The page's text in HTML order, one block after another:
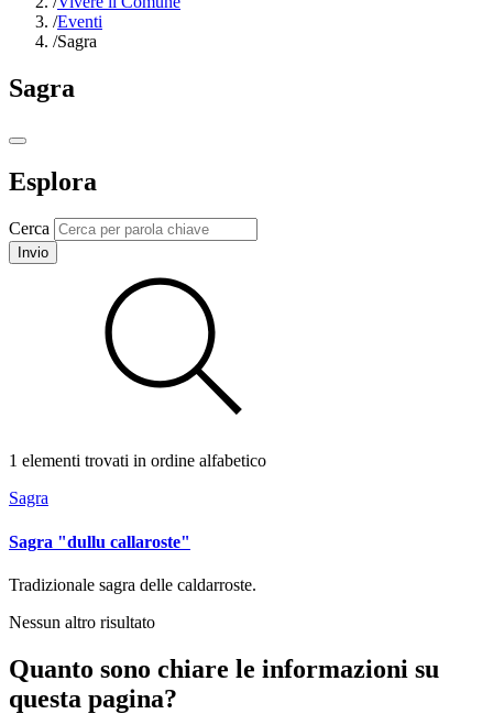
/Eventi
/Sagra
Sagra
Esplora
Cerca
Invio
1 elementi trovati in ordine alfabetico
Sagra
Sagra "dullu callaroste"
Tradizionale sagra delle caldarroste.
Nessun altro risultato
Quanto sono chiare le informazioni su
questa pagina?